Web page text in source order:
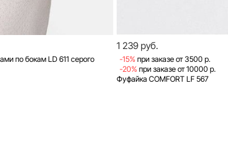
по бокам LD 611 серого
1 239 руб.
-15% при заказе от 3500 р.
-20% при заказе от 10000 р.
Фуфайка COMFORT LF 567